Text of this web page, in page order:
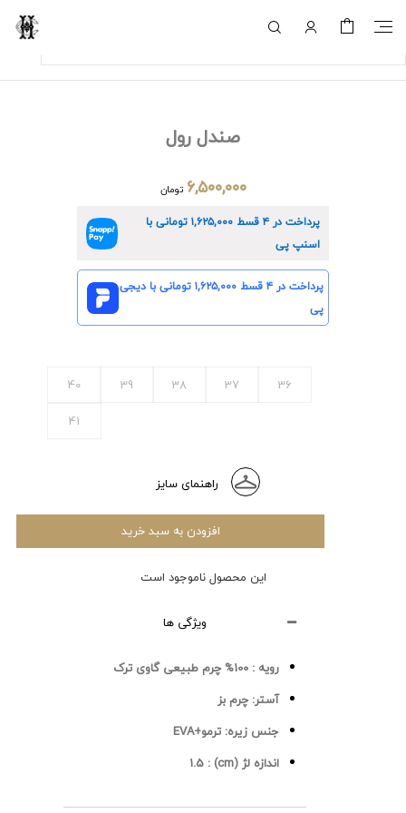
صندل رول
۶,۵۰۰,۰۰۰ تومان
پرداخت در ۴ قسط ۱,۶۲۵,۰۰۰تومانی با
اسنپ پی
پرداخت در ۴ قسط ۱,۶۲۵,۰۰۰تومانی با دیجی
پی
36
37
38
39
40
41
راهنمای سایز
افزودن به سبد خرید
این محصول ناموجود است
ویژگی ها
رویه : 100% چرم طبیعی گاوی ترک
آستر: چرم بز
جنس زیره: ترمو+EVA
اندازه لژ (cm) :
1.5